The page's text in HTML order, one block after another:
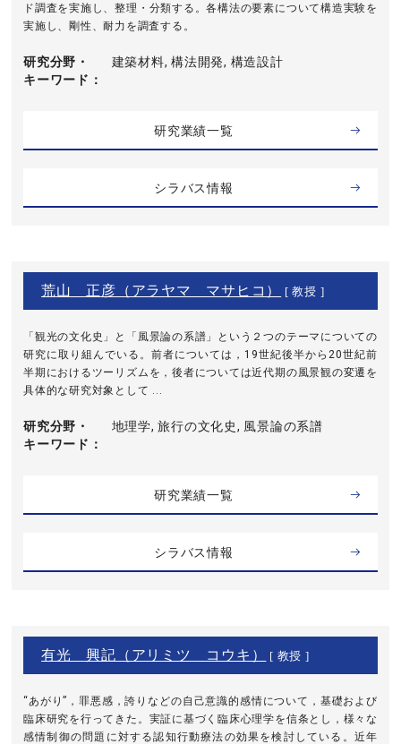
ド調査を実施し、整理・分類する。各構法の要素について構造実験を
実施し、剛性、耐力を調査する。
研究分野・
キーワード
建築材料, 構法開発, 構造設計
研究業績一覧
シラバス情報
荒山 正彦（アラヤマ マサヒコ） [ 教授 ]
「観光の文化史」と「風景論の系譜」という２つのテーマについての
研究に取り組んでいる。前者については，19世紀後半から20世紀前
半期におけるツーリズムを，後者については近代期の風景観の変遷を
具体的な研究対象として ...
研究分野・
キーワード
地理学, 旅行の文化史, 風景論の系譜
研究業績一覧
シラバス情報
有光 興記（アリミツ コウキ） [ 教授 ]
“あがり”，罪悪感，誇りなどの自己意識的感情について，基礎および
臨床研究を行ってきた。実証に基づく臨床心理学を信条とし，様々な
感情制御の問題に対する認知行動療法の効果を検討している。近年